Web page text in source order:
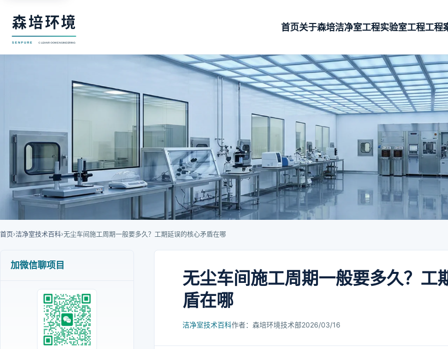
首页关于森培洁净室工程实验室工程工程
首页›洁净室技术百科›无尘车间施工周期一般要多久？工期延误的核心矛盾在哪
加微信聊项目
无尘车间施工周期一般要多久？工
盾在哪
洁净室技术百科作者：森培环境技术部2026/03/16